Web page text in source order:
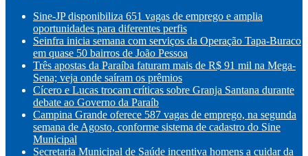
Sine-JP disponibiliza 651 vagas de emprego e amplia
oportunidades para diferentes perfis
Seinfra inicia semana com serviços da Operação Tapa-Buraco
em quase 50 bairros de João Pessoa
Três apostas da Paraíba faturam mais de R$ 91 mil na Mega-
Sena; veja onde saíram os prêmios
Cícero e Lucas trocam críticas sobre Granja Santana durante
debate ao Governo da Paraíb
Campina Grande oferece 587 vagas de emprego, na segunda
semana de Agosto, conforme sistema de cadastro do Sine
Municipal
Secretaria Municipal de Saúde incentiva homens a cuidar da